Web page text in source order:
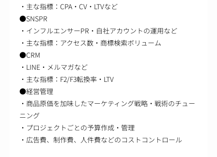
・主な指標：CPA・CV・LTVなど
●SNSPR
・インフルエンサーPR・自社アカウントの運用など
・主な指標：アクセス数・商標検索ボリューム
●CRM
・LINE・メルマガなど
・主な指標：F2/F3転換率・LTV
●経営管理
・商品原価を加味したマーケティング戦略・戦術のチュー
ニング
・プロジェクトごとの予算作成・管理
・広告費、制作費、人件費などのコストコントロール